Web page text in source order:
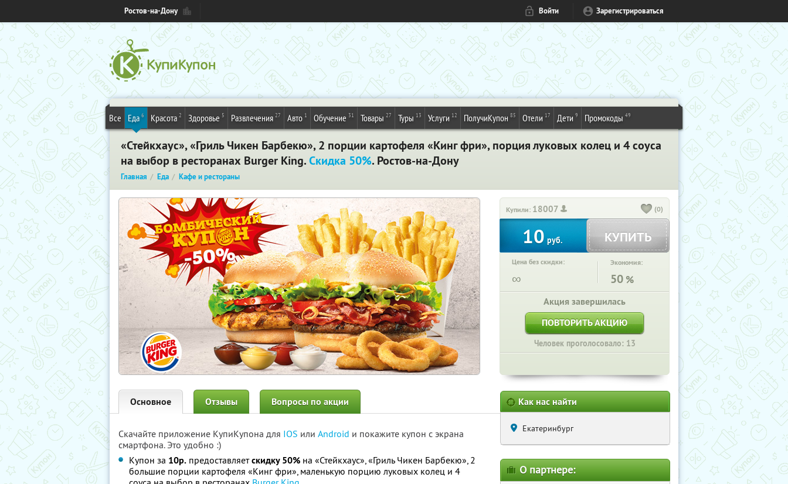
Ростов-на-Дону Войти Зарегистрироваться
Все Еда 6 Красота 2 Здоровье 5 Развлечения 27 Авто 1 Обучение 31 Товары 27 Туры 13 Услуги 12 ПолучиКупон 85 Отели 17 Дети 9 Промокоды 49
«Стейкхаус»,​ ​«Гриль​ ​Чикен​ ​Барбекю»,​ ​2​ ​порции​ ​картофеля​ ​«Кинг​ ​фри»,​ ​порция​ ​луковых колец​ ​и​ ​4​ ​соуса​ ​
на​ ​выбор​ ​в​ ​ресторанах​ ​Burger​ ​King.​ ​Скидка​ ​50%. Ростов-на-Дону
Главная Еда Кафе и рестораны
Купили: 18007 (0)
10 руб. КУПИТЬ
Цена без скидки:
∞
Экономия:
50 %
Акция завершилась
ПОВТОРИТЬ АКЦИЮ
Человек проголосовало: 13
Основное Отзывы Вопросы по акции
Скачайте приложение КупиКупона для IOS или Android и покажите купон с экрана
смартфона. Это удобно :)
Купон за 10р. предоставляетскидку 50% на «Стейкхаус», «Гриль Чикен Барбекю», 2
большие порции картофеля «Кинг фри», маленькую порцию луковых колец и 4
Как нас найти
Екатеринбург
О партнере: